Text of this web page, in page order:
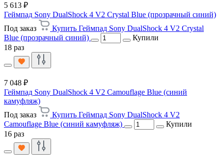
5 613 ₽
Геймпад Sony DualShock 4 V2 Crystal Blue (прозрачный синий)
Под заказ
Купить Геймпад Sony DualShock 4 V2 Crystal
Blue (прозрачный синий)
Купили
18 раз
7 048 ₽
Геймпад Sony DualShock 4 V2 Camouflage Blue (синий
камуфляж)
Под заказ
Купить Геймпад Sony DualShock 4 V2
Camouflage Blue (синий камуфляж)
Купили
16 раз